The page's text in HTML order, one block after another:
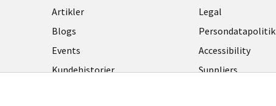
Library
Links
DENMARK
Artikler
Blogs
Events
Kundehistorier
Legal
DENMARK
Legal
Persondatapolitik
Accessibility
Suppliers